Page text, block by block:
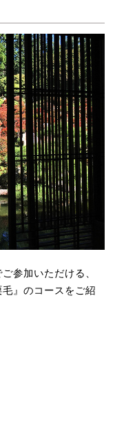
参加いただける、
』のコースをご紹